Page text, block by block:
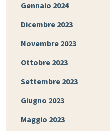
Gennaio 2024
Dicembre 2023
Novembre 2023
Ottobre 2023
Settembre 2023
Giugno 2023
Maggio 2023